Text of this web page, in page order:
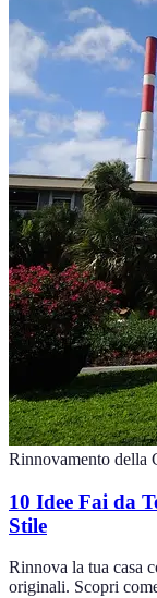
Rinnovamento della
10 Idee Fai da
Stile
Rinnova la tua casa
originali. Scopri